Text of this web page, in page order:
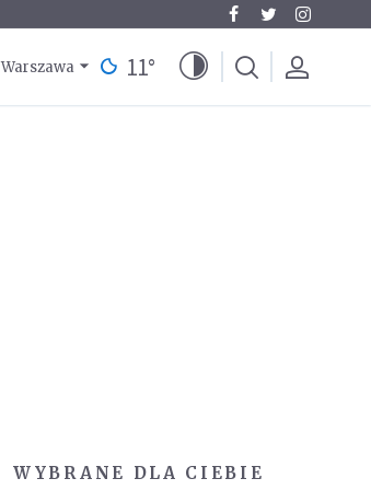
Warszawa 11°
WYBRANE DLA CIEBIE